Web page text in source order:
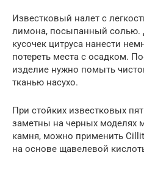
Известковый налет с
лимона, посыпанный солью.
кусочек цитруса нанести
потереть места с осадком.
изделие нужно помыть
тканью насухо.
При стойких известковых
заметны на черных моделях
камня, можно применить
на основе щавелевой